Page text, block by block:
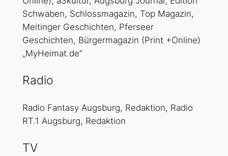
Schwaben, Schlossmagazin, Top Magazin,
Meitinger Geschichten, Pferseer
Geschichten, Bürgermagazin (Print +Online)
„MyHeimat.de“
Radio
Radio Fantasy Augsburg, Redaktion, Radio
RT.1 Augsburg, Redaktion
TV